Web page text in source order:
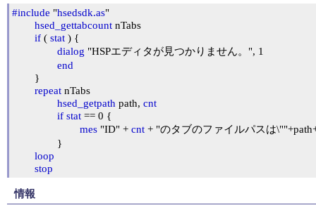
#include "hsedsdk.as"
hsed_gettabcount nTabs
if ( stat ) {
dialog "HSPエディタが見つかりません。", 1
end
repeat nTabs
hsed_getpath path, cnt
if stat == 0 {
mes "ID" + cnt + "のタブのファイルパスは
loop
stop
情報